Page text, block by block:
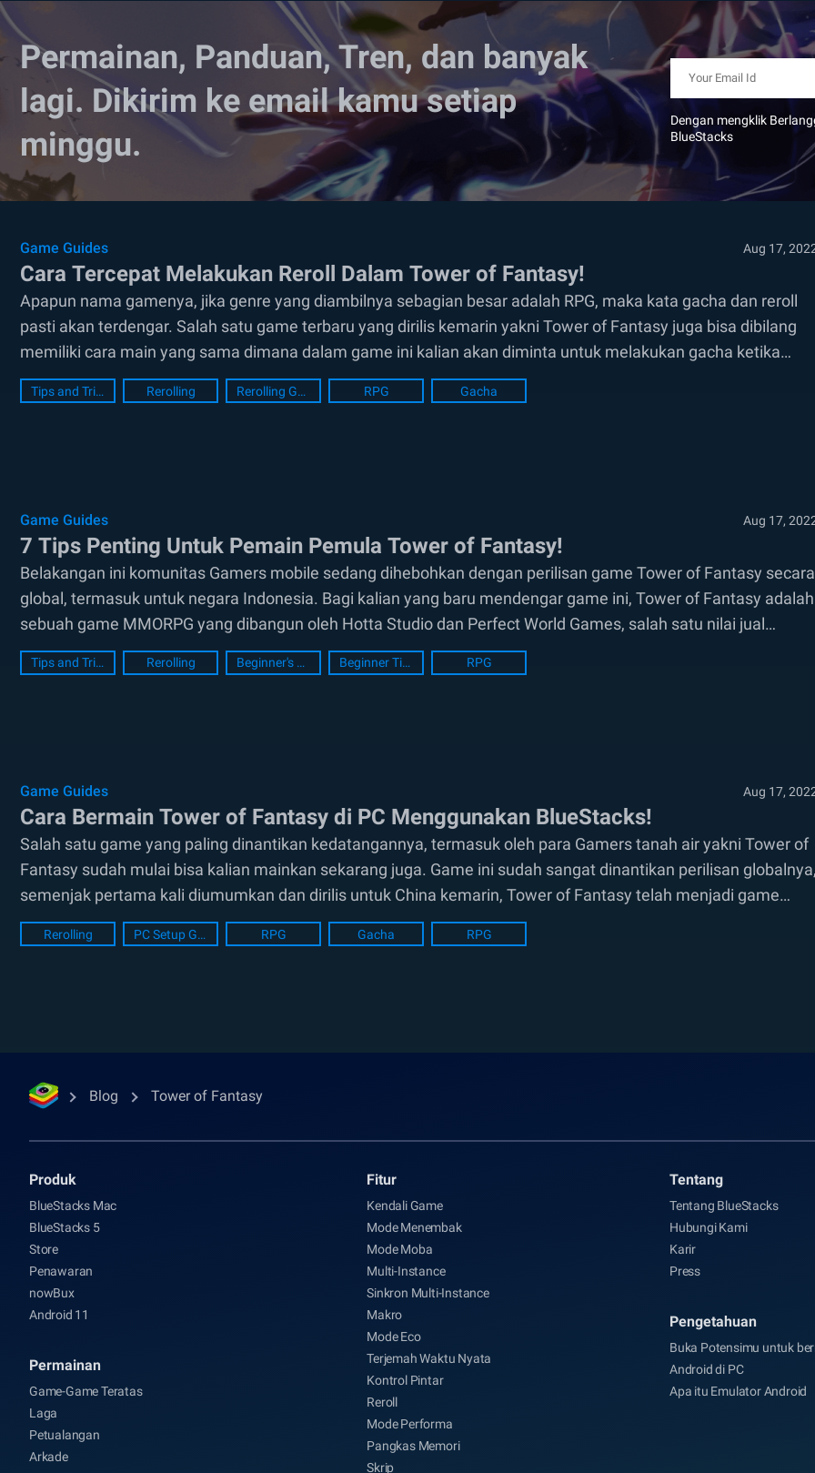
Permainan, Panduan, Tren, dan banyak
lagi. Dikirim ke email kamu setiap
minggu.
Dengan mengklik
BlueStacks
Game Guides Aug 17,
Cara Tercepat Melakukan Reroll Dalam Tower of Fantasy!
Apapun nama gamenya, jika genre yang diambilnya sebagian besar adalah RPG, maka kata gacha dan reroll
pasti akan terdengar. Salah satu game terbaru yang dirilis kemarin yakni Tower of Fantasy juga bisa dibilang
memiliki cara main yang sama dimana dalam game ini kalian akan diminta untuk melakukan gacha ketika
kalian...
Tips and Tricks Rerolling Rerolling Guide RPG Gacha
Game Guides Aug 17,
7 Tips Penting Untuk Pemain Pemula Tower of Fantasy!
Belakangan ini komunitas Gamers mobile sedang dihebohkan dengan perilisan game Tower of Fantasy secara
global, termasuk untuk negara Indonesia. Bagi kalian yang baru mendengar game ini, Tower of Fantasy adalah
sebuah game MMORPG yang dibangun oleh Hotta Studio dan Perfect World Games, salah satu nilai jual
terbesar dari game ini...
Tips and Tricks Rerolling Beginner's Guide Beginner Tips RPG
Game Guides Aug 17,
Cara Bermain Tower of Fantasy di PC Menggunakan BlueStacks!
Salah satu game yang paling dinantikan kedatangannya, termasuk oleh para Gamers tanah air yakni Tower of
Fantasy sudah mulai bisa kalian mainkan sekarang juga. Game ini sudah sangat dinantikan perilisan
semenjak pertama kali diumumkan dan dirilis untuk China kemarin, Tower of Fantasy telah menjadi game
mobile paling ditunggu rilisnya....
Rerolling PC Setup Guide RPG Gacha RPG
Blog Tower of Fantasy
Produk
BlueStacks Mac
BlueStacks 5
Store
Penawaran
nowBux
Android 11
Permainan
Game-Game Teratas
Laga
Petualangan
Arkade
Fitur
Kendali Game
Mode Menembak
Mode Moba
Multi-Instance
Sinkron Multi-Instance
Makro
Mode Eco
Terjemah Waktu Nyata
Kontrol Pintar
Reroll
Mode Performa
Pangkas Memori
Skrip
Tentang
Tentang BlueStacks
Hubungi Kami
Karir
Press
Pengetahuan
Buka Potensimu untuk
Android di PC
Apa itu Emulator Android